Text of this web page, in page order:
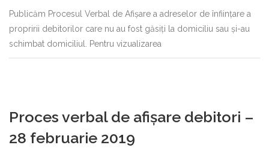
Publicăm Procesul Verbal de Afișare a adreselor de înființare a
propririi debitorilor care nu au fost găsiți la domiciliu sau și-au
schimbat domiciliul. Pentru vizualizarea
Proces verbal de afișare debitori –
28 februarie 2019